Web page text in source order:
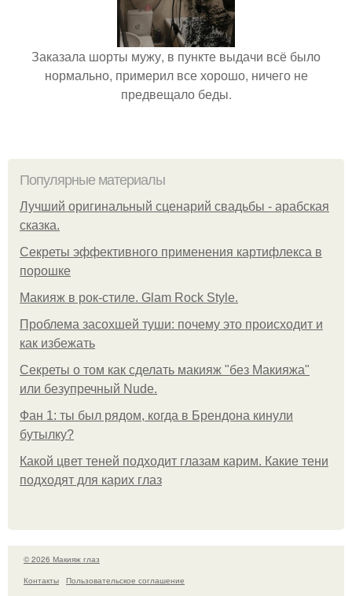
Заказала шорты мужу, в пункте выдачи всё было
нормально, примерил все хорошо, ничего не
предвещало беды.
Популярные материалы
Лучший оригинальный сценарий свадьбы - арабская
сказка.
Секреты эффективного применения картифлекса в
порошке
Макияж в рок-стиле. Glam Rock Style.
Проблема засохшей туши: почему это происходит и
как избежать
Секреты о том как сделать макияж "без Макияжа"
или безупречный Nude.
Фан 1: ты был рядом, когда в Брендона кинули
бутылку?
Какой цвет теней подходит глазам карим. Какие тени
подходят для карих глаз
© 2026 Макияж глаз
Контакты
Пользовательское соглашение